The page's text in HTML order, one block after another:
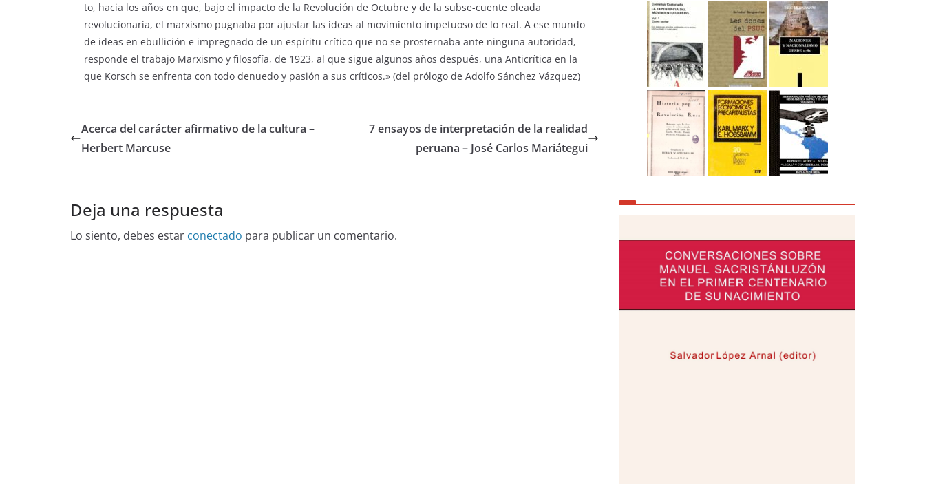
to, hacia los años en que, bajo el impacto de la Revolución de Octubre y de la subse-cuente oleada
revolucionaria, el marxismo pugnaba por ajustar las ideas al movimiento impetuoso de lo real. A ese mundo
de ideas en ebullición e impregnado de un espíritu crítico que no se prosternaba ante ninguna autoridad,
responde el trabajo Marxismo y filosofía, de 1923, al que sigue algunos años después, una Anticrítica en la
que Korsch se enfrenta con todo denuedo y pasión a sus críticos.» (del prólogo de Adolfo Sánchez Vázquez)
Acerca del carácter afirmativo de la cultura –
Herbert Marcuse
7 ensayos de interpretación de la realidad
peruana – José Carlos Mariátegui
Deja una respuesta
Lo siento, debes estar conectado para publicar un comentario.